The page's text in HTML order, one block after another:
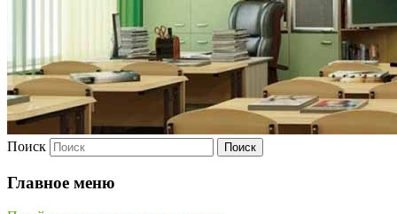
Поиск
Главное меню